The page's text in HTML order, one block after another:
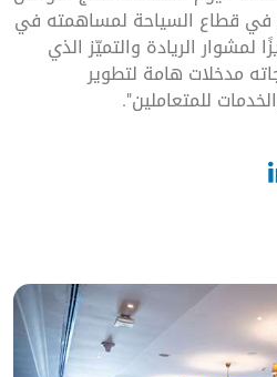
في قطاع السياحة لمساهمته في
لمشوار الريادة والتميّز الذي
مدخلات هامة لتطوير
للمتعاملين".